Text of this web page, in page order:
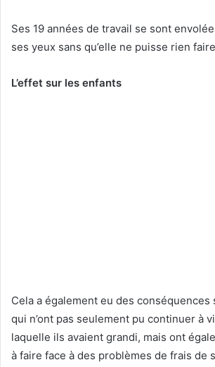
Ses 19 années de travail se sont
ses yeux sans qu’elle ne puisse rien
L’effet sur les enfants
Cela a également eu des conséquences
qui n’ont pas seulement pu continuer à
laquelle ils avaient grandi, mais ont
à faire face à des problèmes de frais de